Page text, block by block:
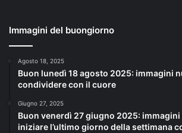
Immagini del buongiorno
Agosto 18, 2025
Buon lunedì 18 agosto 2025: immagini
condividere con il cuore
Giugno 27, 2025
Buon venerdì 27 giugno 2025:
iniziare l’ultimo giorno della settimana